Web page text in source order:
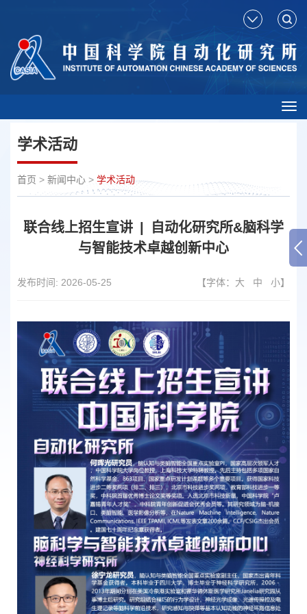
学术活动
首页 > 新闻中心 > 学术活动
联合线上招生宣讲 | 自动化研究所&脑科学
与智能技术卓越创新中心
发布时间: 2026-05-25 【字体： 大 中 小】